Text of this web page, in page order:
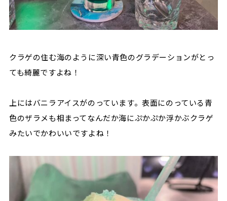
クラゲの住む海のように深い青色のグラデーションがとっ
ても綺麗ですよね！
上にはバニラアイスがのっています。表面にのっている青
色のザラメも相まってなんだか海にぷかぷか浮かぶクラゲ
みたいでかわいいですよね！